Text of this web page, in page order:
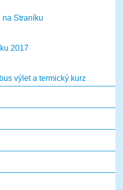
Straníku
2017
výlet a termický kurz